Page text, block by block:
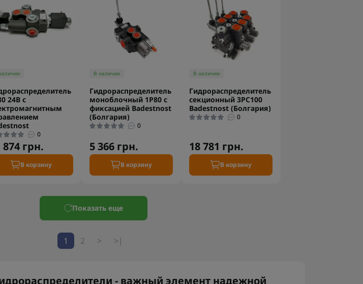
24В с
0
874 грн.
В корзину
В наличии
Гидрораспределитель
моноблочный 1P80 с
фиксацией Badestnost
(Болгария)
0
5 366 грн.
В корзину
В наличии
Гидрораспределитель
секционный 3PC100
Badestnost (Болгария)
0
18 781 грн.
В корзину
Показать еще
1 2 > >|
- важный элемент надежной